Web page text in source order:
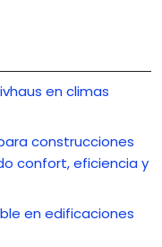
en climas
construcciones
confort, eficiencia y
en edificaciones